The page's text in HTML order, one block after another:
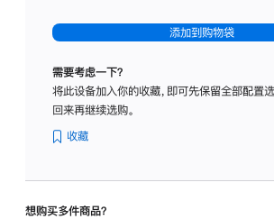
-
标
璃
添加到购物袋
需要考虑一下？
将此设备加入你的收藏，即可先保留全部配置
回来再继续选购。
收藏
想购买多件商品？